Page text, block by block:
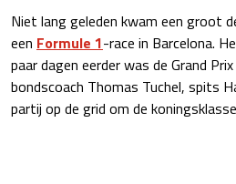
Niet lang geleden kwam een groot
een Formule 1-race in Barcelona.
paar dagen eerder was de Grand
bondscoach Thomas Tuchel, spits
partij op de grid om de